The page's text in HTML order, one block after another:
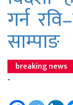
गर्न
साम्पाङ
breaking news
-